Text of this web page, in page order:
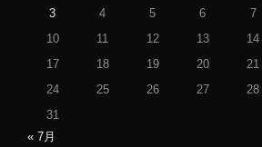
3
4 5 6 7
10
11 12 13 14
17
18 19 20 21
24
25 26 27 28
31
« 7月